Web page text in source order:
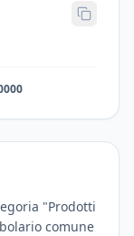
"Prodotti
comune